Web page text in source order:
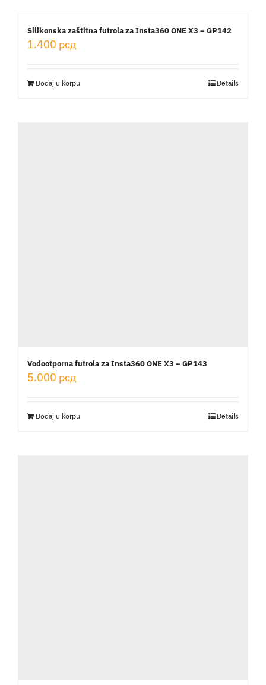
Silikonska zaštitna futrola za Insta360 ONE X3 – GP142
1.400 рсд
Dodaj u korpu Details
Vodootporna futrola za Insta360 ONE X3 – GP143
5.000 рсд
Dodaj u korpu Details